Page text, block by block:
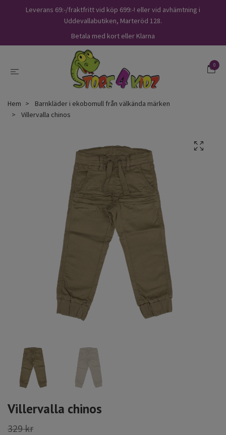
Leverans 69:-/fraktfritt vid köp 699:-! eller vid avhämtning i
Uddevallabutiken, Marteröd 128.
Betala med kort eller Klarna
0
Hem
Barnkläder i ekobomull från välkända märken
Villervalla chinos
Villervalla chinos
329 kr